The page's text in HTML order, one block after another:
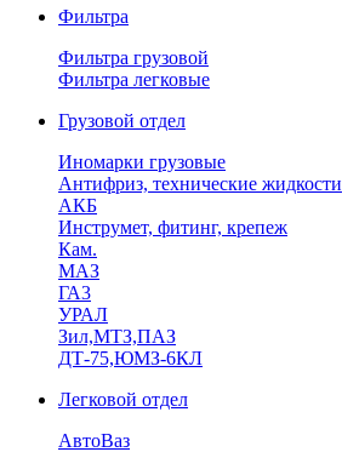
Фильтра
Фильтра грузовой
Фильтра легковые
Грузовой отдел
Иномарки грузовые
Антифриз, технические жидкости
АКБ
Инструмет, фитинг, крепеж
Кам.
МАЗ
ГА3
УРАЛ
Зил,МТЗ,ПАЗ
ДТ-75,ЮМЗ-6КЛ
Легковой отдел
АвтоВаз